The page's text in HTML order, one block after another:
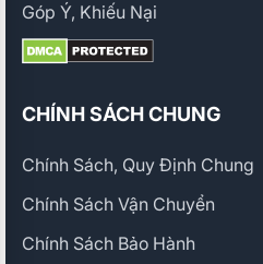
Góp Ý, Khiếu Nại
CHÍNH SÁCH CHUNG
Chính Sách, Quy Định Chung
Chính Sách Vận Chuyển
Chính Sách Bảo Hành